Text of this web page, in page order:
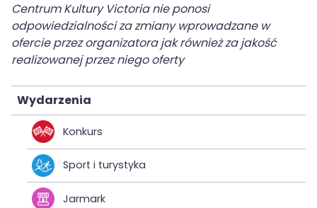
Centrum Kultury Victoria nie ponosi
odpowiedzialności za zmiany wprowadzane w
ofercie przez organizatora jak również za jakość
realizowanej przez niego oferty
Wydarzenia
Konkurs
Sport i turystyka
Jarmark